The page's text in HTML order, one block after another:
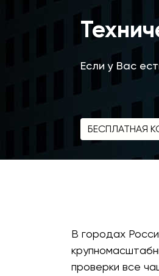
Если у Вас
БЕСПЛАТНАЯ
В городах
проверки все